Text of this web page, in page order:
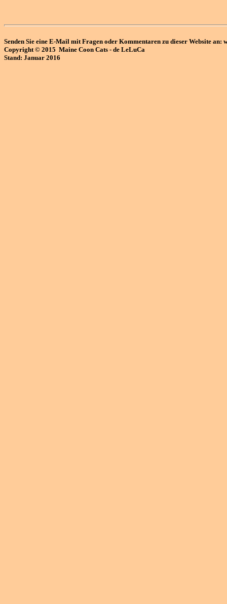
Senden Sie eine E-Mail mit Fragen oder Kommentaren zu dieser Website an:
Copyright © 2015 Maine Coon Cats - de LeLuCa
Stand: Januar 2016